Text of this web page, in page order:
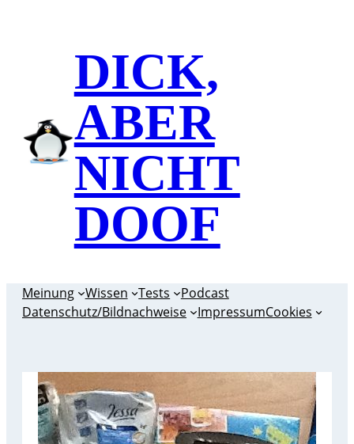
DICK,
ABER
NICHT
DOOF
Meinung Wissen Tests
Podcast
Datenschutz/Bildnachweise
ImpressumCookies